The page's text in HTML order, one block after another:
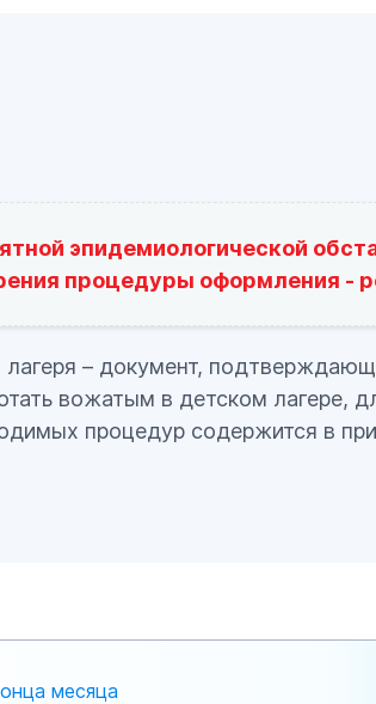
эпидемиологической
процедуры оформления -
– документ,
вожатым в детском лагере,
процедур содержится в
месяца